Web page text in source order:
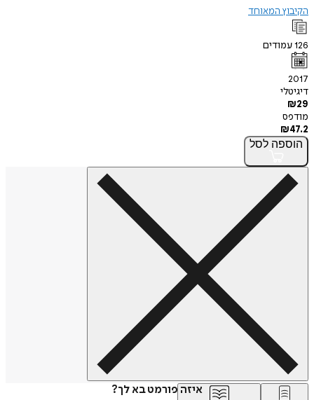
הקיבוץ המאוחד
126עמודים
2017
דיגיטלי
₪29
מודפס
₪47.2
הוספה לסל
איזה פורמט בא לך?